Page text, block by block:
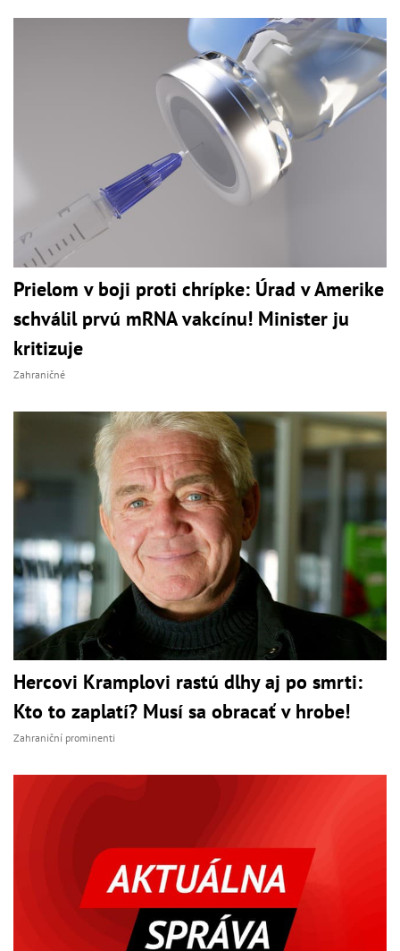
Prielom v boji proti chrípke: Úrad v Amerike
schválil prvú mRNA vakcínu! Minister ju
kritizuje
Zahraničné
Hercovi Kramplovi rastú dlhy aj po smrti:
Kto to zaplatí? Musí sa obracať v hrobe!
Zahraniční prominenti